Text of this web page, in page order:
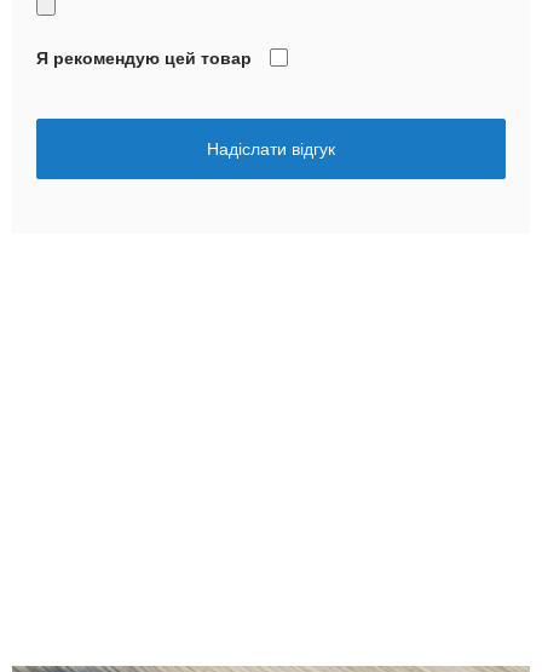
Я рекомендую цей товар
Надіслати відгук